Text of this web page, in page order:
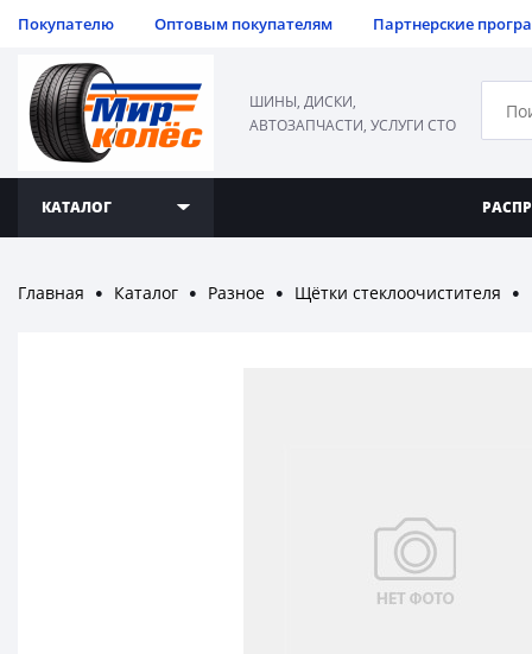
Покупателю Оптовым покупателям Партнерские
ШИНЫ, ДИСКИ,
АВТОЗАПЧАСТИ, УСЛУГИ СТО
КАТАЛОГ
Главная ● Каталог ● Разное ● Щётки стеклоочистителя ●